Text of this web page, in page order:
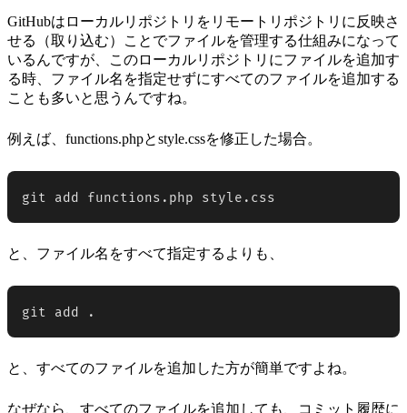
GitHubはローカルリポジトリをリモートリポジトリに反映さ
せる（取り込む）ことでファイルを管理する仕組みになって
いるんですが、このローカルリポジトリにファイルを追加す
る時、ファイル名を指定せずにすべてのファイルを追加する
ことも多いと思うんですね。
例えば、functions.phpとstyle.cssを修正した場合。
git add functions.php style.css
と、ファイル名をすべて指定するよりも、
git add .
と、すべてのファイルを追加した方が簡単ですよね。
なぜなら、すべてのファイルを追加しても、コミット履歴に